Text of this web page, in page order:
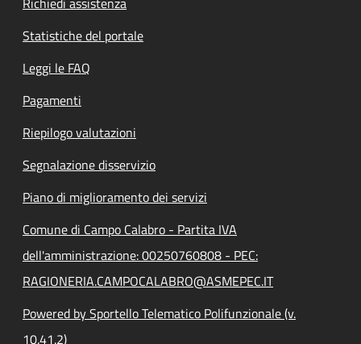
Statistiche del portale
Leggi le FAQ
Pagamenti
Riepilogo valutazioni
Segnalazione disservizio
Piano di miglioramento dei servizi
Comune di Campo Calabro - Partita IVA
dell'amministrazione: 00250760808 - PEC:
RAGIONERIA.CAMPOCALABRO@ASMEPEC.IT
Powered by Sportello Telematico Polifunzionale (v.
10.41.2)